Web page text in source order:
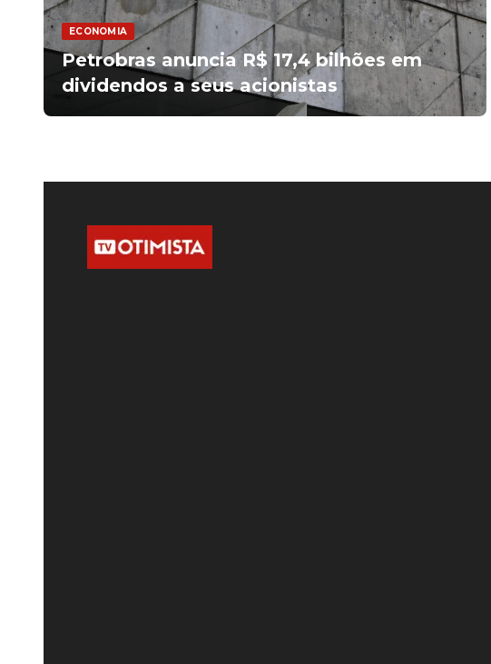
ECONOMIA
Petrobras anuncia R$ 17,4 bilhões em
dividendos a seus acionistas